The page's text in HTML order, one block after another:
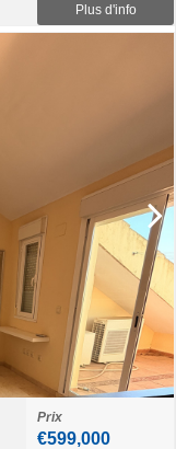
Plus d'info
Prix
€599,000